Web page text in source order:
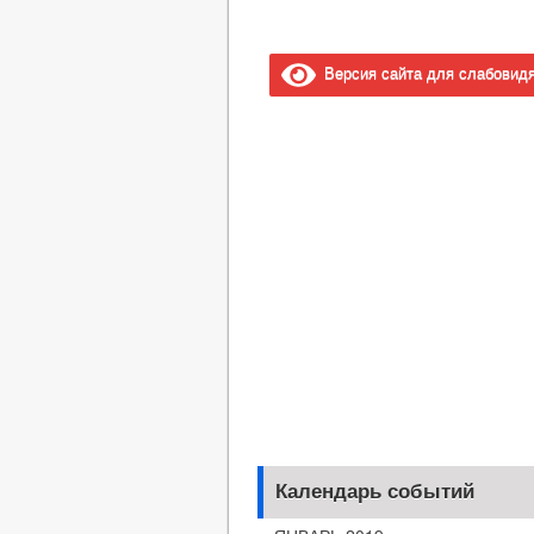
Версия сайта для
Календарь событий